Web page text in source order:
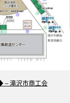
– 滝沢市商工会